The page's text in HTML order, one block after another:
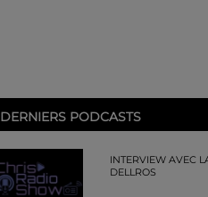
DERNIERS PODCASTS
INTERVIEW AVEC
DELLROS